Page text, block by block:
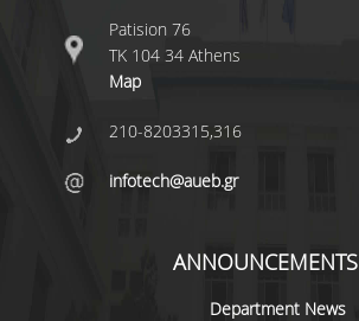
Patision 76
ΤΚ 104 34 Athens
Map
210-8203315,316
infotech@aueb.gr
ANNOUNCEMENTS
Department News